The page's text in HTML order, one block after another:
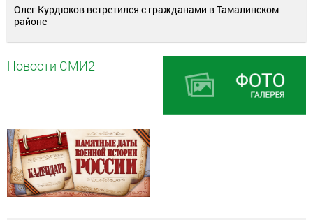
Олег Курдюков встретился с гражданами в Тамалинском
районе
Новости СМИ2